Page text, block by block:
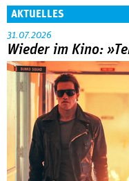
AKTUELLES
31.07.2026
Wieder im Kino: